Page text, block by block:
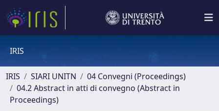
IRIS
IRIS SIARI UNITN
04 Convegni (Proceedings)
04.2 Abstract in atti di convegno (Abstract in
Proceedings)